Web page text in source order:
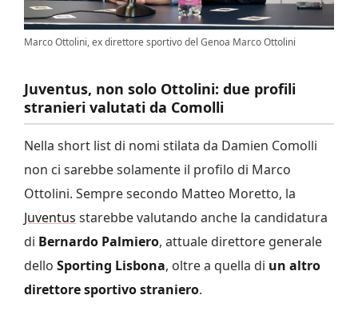
Marco Ottolini, ex direttore sportivo del Genoa Marco Ottolini
Juventus, non solo Ottolini: due profili
stranieri valutati da Comolli
Nella short list di nomi stilata da Damien Comolli
non ci sarebbe solamente il profilo di Marco
Ottolini. Sempre secondo Matteo Moretto, la
Juventus starebbe valutando anche la candidatura
di Bernardo Palmiero, attuale direttore generale
dello Sporting Lisbona, oltre a quella di un altro
direttore sportivo straniero.